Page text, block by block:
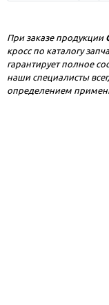
При заказе продукции
кросс по каталогу
гарантирует полное
наши специалисты
определением